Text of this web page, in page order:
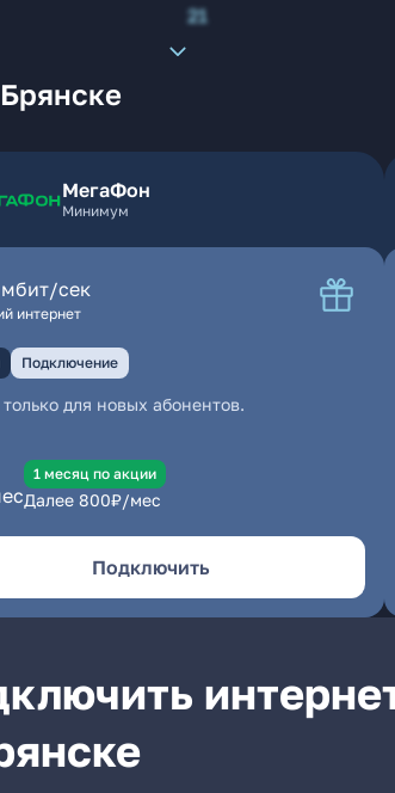
21
МегаФон
Минимум
мбит/сек
интернет
Подключение
для новых абонентов.
1 месяц по акции
Далее 800₽/мес
Подключить